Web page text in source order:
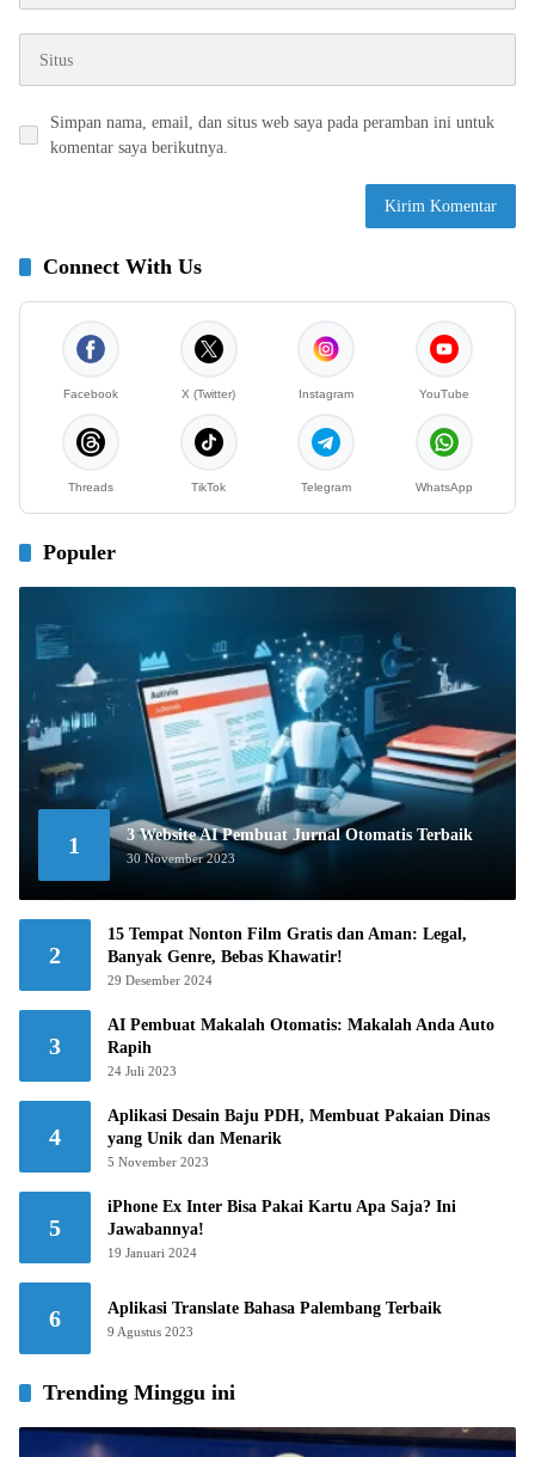
Simpan nama, email, dan situs web saya pada peramban ini untuk
komentar saya berikutnya.
Connect With Us
Facebook X (Twitter) Instagram YouTube
Threads TikTok Telegram WhatsApp
Populer
1 3 Website AI Pembuat Jurnal Otomatis Terbaik
30 November 2023
2
15 Tempat Nonton Film Gratis dan Aman: Legal,
Banyak Genre, Bebas Khawatir!
29 Desember 2024
3
AI Pembuat Makalah Otomatis: Makalah Anda Auto
Rapih
24 Juli 2023
4
Aplikasi Desain Baju PDH, Membuat Pakaian Dinas
yang Unik dan Menarik
5 November 2023
5
iPhone Ex Inter Bisa Pakai Kartu Apa Saja? Ini
Jawabannya!
19 Januari 2024
6 Aplikasi Translate Bahasa Palembang Terbaik
9 Agustus 2023
Trending Minggu ini